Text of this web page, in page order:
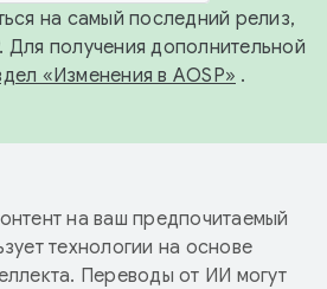
на самый последний релиз,
Для получения дополнительной
«Изменения в AOSP» .
на ваш предпочитаемый
технологии на основе
Переводы от ИИ могут